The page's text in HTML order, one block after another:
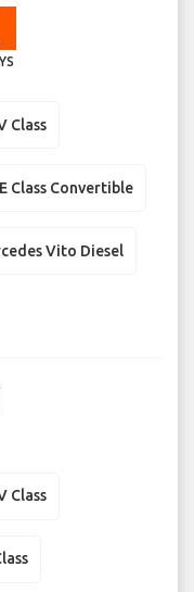
Class
Class Convertible
Vito Diesel
Class